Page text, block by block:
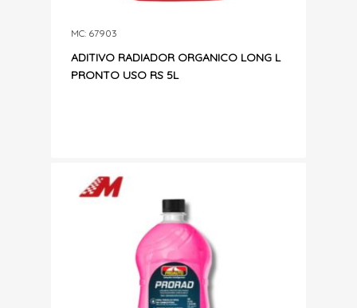
ADITIVO RADIADOR ORGANICO LONG L
PRONTO USO RS 5L
MC: 67903